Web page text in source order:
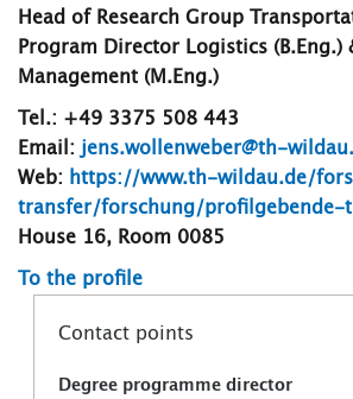
Head of Research Group
Program Director Logistics (B.Eng.)
Management (M.Eng.)
Tel.: +49 3375 508 443
Email: jens.wollenweber@th-
Web: https://www.th-wildau.de/
transfer/forschung/profilgebende-
House 16, Room 0085
To the profile
Contact points
Degree programme director